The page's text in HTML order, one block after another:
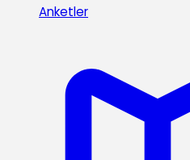
Anketler